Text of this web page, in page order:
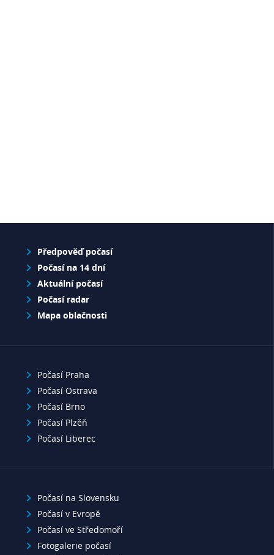
Předpověď počasí
Počasí na 14 dní
Aktuální počasí
Počasí radar
Mapa oblačnosti
Počasí Praha
Počasí Ostrava
Počasí Brno
Počasí Plzěň
Počasí Liberec
Počasí na Slovensku
Počasí v Evropě
Počasí ve Středomoří
Fotogalerie počasí